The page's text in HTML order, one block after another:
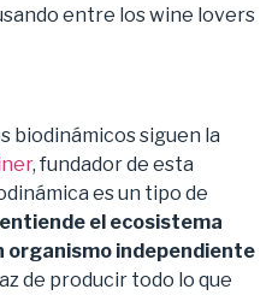
entre los wine lovers
biodinámicos siguen la
, fundador de esta
es un tipo de
entiende el ecosistema
organismo independiente
de producir todo lo que